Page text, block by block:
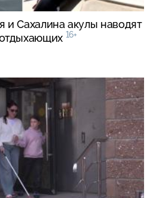
и Сахалина акулы наводят
16+